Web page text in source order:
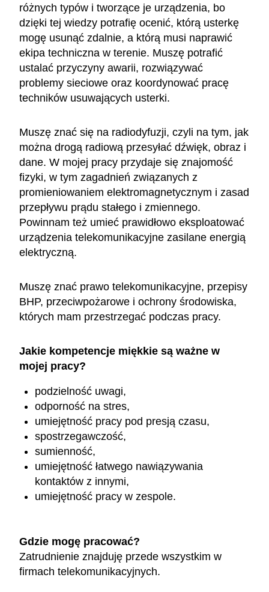
różnych typów i tworzące je urządzenia, bo
dzięki tej wiedzy potrafię ocenić, którą usterkę
mogę usunąć zdalnie, a którą musi naprawić
ekipa techniczna w terenie. Muszę potrafić
ustalać przyczyny awarii, rozwiązywać
problemy sieciowe oraz koordynować pracę
techników usuwających usterki.
Muszę znać się na radiodyfuzji, czyli na tym, jak
można drogą radiową przesyłać dźwięk, obraz i
dane. W mojej pracy przydaje się znajomość
fizyki, w tym zagadnień związanych z
promieniowaniem elektromagnetycznym i zasad
przepływu prądu stałego i zmiennego.
Powinnam też umieć prawidłowo eksploatować
urządzenia telekomunikacyjne zasilane energią
elektryczną.
Muszę znać prawo telekomunikacyjne, przepisy
BHP, przeciwpożarowe i ochrony środowiska,
których mam przestrzegać podczas pracy.
Jakie kompetencje miękkie są ważne w
mojej pracy?
podzielność uwagi,
odporność na stres,
umiejętność pracy pod presją czasu,
spostrzegawczość,
sumienność,
umiejętność łatwego nawiązywania
kontaktów z innymi,
umiejętność pracy w zespole.
Gdzie mogę pracować?
Zatrudnienie znajduję przede wszystkim w
firmach telekomunikacyjnych.